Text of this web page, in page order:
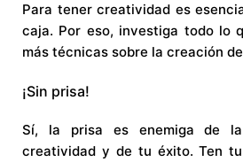
Para tener creatividad es
caja. Por eso, investiga todo lo
más técnicas sobre la creación
¡Sin prisa!
Sí, la prisa es enemiga de
creatividad y de tu éxito. Ten